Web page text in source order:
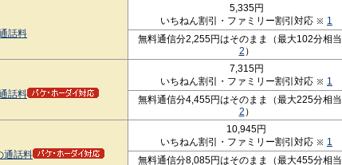
話料
5,335円
いちねん割引・ファミリー割引対応
1
無料通信分2,255円はそのまま（最大102分相当
2 ）
話料
7,315円
いちねん割引・ファミリー割引対応
1
無料通信分4,455円はそのまま（最大225分相当
2 ）
通話料
10,945円
いちねん割引・ファミリー割引対応
1
無料通信分8,085円はそのまま（最大455分相当